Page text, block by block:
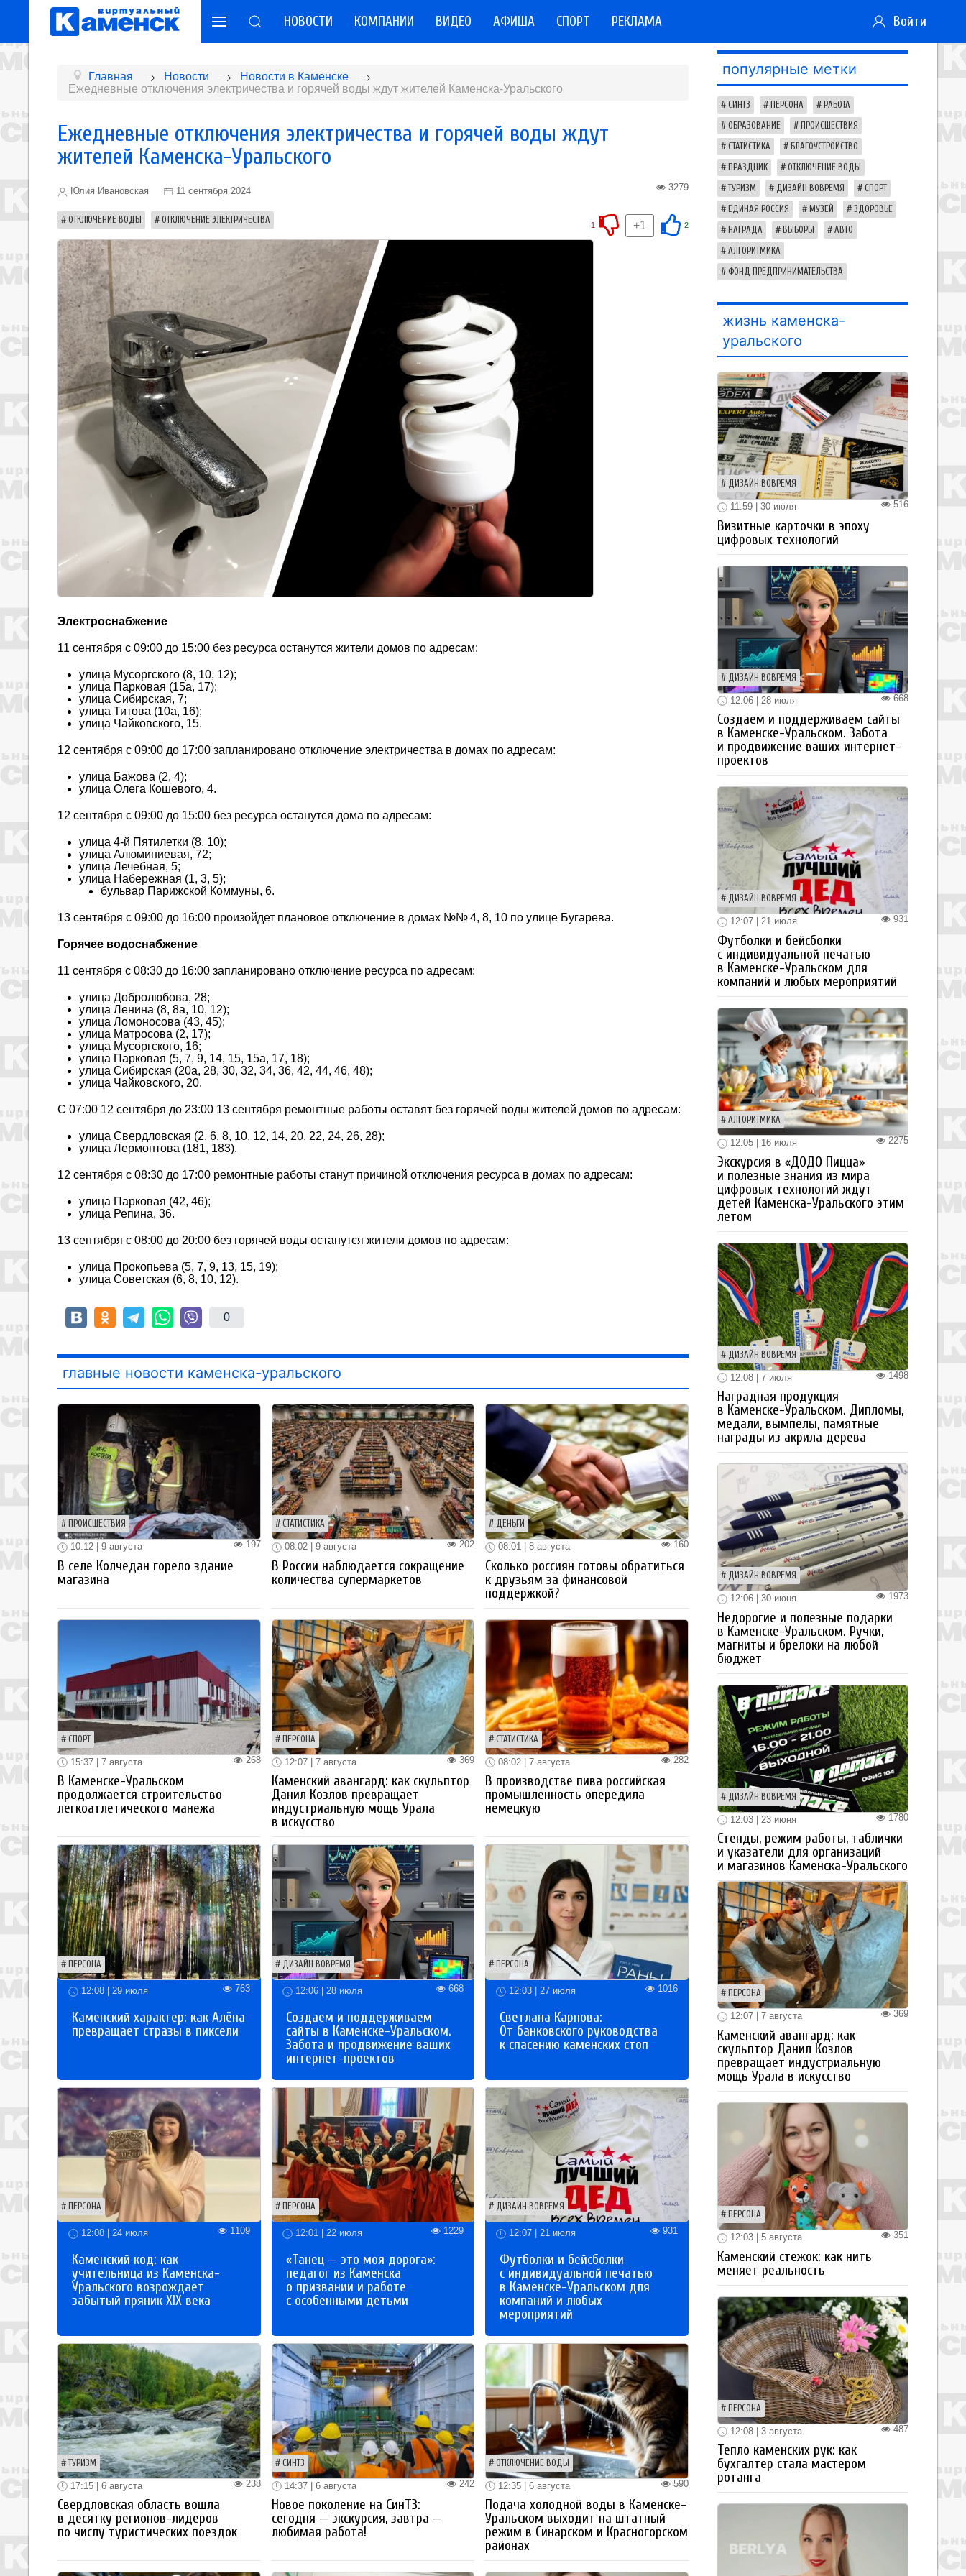
НОВОСТИ КОМПАНИИ ВИДЕО АФИША СПОРТ РЕКЛАМА Войти
Главная Новости
Новости в Каменске
Ежедневные отключения электричества и горячей воды ждут жителей Каменска-Уральского
Ежедневные отключения электричества и горячей воды ждут
жителей Каменска-Уральского
Юлия Ивановская 11 сентября 2024 3279
ОТКЛЮЧЕНИЕ ВОДЫ ОТКЛЮЧЕНИЕ ЭЛЕКТРИЧЕСТВА 2
+1
1
Электроснабжение
11 сентября с 09:00 до 15:00 без ресурса останутся жители домов по адресам:
улица Мусоргского (8, 10, 12);
улица Парковая (15а, 17);
улица Сибирская, 7;
улица Титова (10а, 16);
улица Чайковского, 15.
12 сентября с 09:00 до 17:00 запланировано отключение электричества в домах по адресам:
улица Бажова (2, 4);
улица Олега Кошевого, 4.
12 сентября с 09:00 до 15:00 без ресурса останутся дома по адресам:
улица 4-й Пятилетки (8, 10);
улица Алюминиевая, 72;
улица Лечебная, 5;
улица Набережная (1, 3, 5);
бульвар Парижской Коммуны, 6.
13 сентября с 09:00 до 16:00 произойдет плановое отключение в домах №№ 4, 8, 10 по улице Бугарева.
Горячее водоснабжение
11 сентября с 08:30 до 16:00 запланировано отключение ресурса по адресам:
улица Добролюбова, 28;
улица Ленина (8, 8а, 10, 12);
улица Ломоносова (43, 45);
улица Матросова (2, 17);
улица Мусоргского, 16;
улица Парковая (5, 7, 9, 14, 15, 15а, 17, 18);
улица Сибирская (20а, 28, 30, 32, 34, 36, 42, 44, 46, 48);
улица Чайковского, 20.
С 07:00 12 сентября до 23:00 13 сентября ремонтные работы оставят без горячей воды жителей домов по адресам:
улица Свердловская (2, 6, 8, 10, 12, 14, 20, 22, 24, 26, 28);
улица Лермонтова (181, 183).
12 сентября с 08:30 до 17:00 ремонтные работы станут причиной отключения ресурса в домах по адресам:
улица Парковая (42, 46);
улица Репина, 36.
13 сентября с 08:00 до 20:00 без горячей воды останутся жители домов по адресам:
улица Прокопьева (5, 7, 9, 13, 15, 19);
улица Советская (6, 8, 10, 12).
0
главные новости каменска-уральского
ПРОИСШЕСТВИЯ
197
10:12 | 9 августа
В селе Колчедан горело здание
магазина
СТАТИСТИКА
202
08:02 | 9 августа
В России наблюдается сокращение
количества супермаркетов
ДЕНЬГИ
160
08:01 | 8 августа
Сколько россиян готовы обратиться
к друзьям за финансовой
поддержкой?
СПОРТ
268
15:37 | 7 августа
В Каменске-Уральском
продолжается строительство
легкоатлетического манежа
ПЕРСОНА
369
12:07 | 7 августа
Каменский авангард: как скульптор
Данил Козлов превращает
индустриальную мощь Урала
в искусство
СТАТИСТИКА
282
08:02 | 7 августа
В производстве пива российская
промышленность опередила
немецкую
ПЕРСОНА
12:08 | 29 июля 763
Каменский характер: как Алёна
превращает стразы в пиксели
ДИЗАЙН ВОВРЕМЯ
12:06 | 28 июля 668
Создаем и поддерживаем
сайты в Каменске-Уральском.
Забота и продвижение ваших
интернет-проектов
ПЕРСОНА
12:03 | 27 июля 1016
Светлана Карпова:
От банковского руководства
к спасению каменских стоп
ПЕРСОНА
12:08 | 24 июля 1109
Каменский код: как
учительница из Каменска-
Уральского возрождает
забытый пряник XIX века
ПЕРСОНА
12:01 | 22 июля 1229
«Танец — это моя дорога»:
педагог из Каменска
о призвании и работе
с особенными детьми
ДИЗАЙН ВОВРЕМЯ
12:07 | 21 июля 931
Футболки и бейсболки
с индивидуальной печатью
в Каменске-Уральском для
компаний и любых
мероприятий
ТУРИЗМ
238
17:15 | 6 августа
Свердловская область вошла
в десятку регионов-лидеров
по числу туристических поездок
СИНТЗ
242
14:37 | 6 августа
Новое поколение на СинТЗ:
сегодня — экскурсия, завтра —
любимая работа!
ОТКЛЮЧЕНИЕ ВОДЫ
590
12:35 | 6 августа
Подача холодной воды в Каменске-
Уральском выходит на штатный
режим в Синарском и Красногорском
районах
популярные метки
СИНТЗ ПЕРСОНА РАБОТА
ОБРАЗОВАНИЕ ПРОИСШЕСТВИЯ
СТАТИСТИКА БЛАГОУСТРОЙСТВО
ПРАЗДНИК ОТКЛЮЧЕНИЕ ВОДЫ
ТУРИЗМ ДИЗАЙН ВОВРЕМЯ СПОРТ
ЕДИНАЯ РОССИЯ МУЗЕЙ ЗДОРОВЬЕ
НАГРАДА ВЫБОРЫ АВТО
АЛГОРИТМИКА
ФОНД ПРЕДПРИНИМАТЕЛЬСТВА
жизнь каменска-
уральского
ДИЗАЙН ВОВРЕМЯ
516
11:59 | 30 июля
Визитные карточки в эпоху
цифровых технологий
ДИЗАЙН ВОВРЕМЯ
668
12:06 | 28 июля
Создаем и поддерживаем сайты
в Каменске-Уральском. Забота
и продвижение ваших интернет-
проектов
ДИЗАЙН ВОВРЕМЯ
931
12:07 | 21 июля
Футболки и бейсболки
с индивидуальной печатью
в Каменске-Уральском для
компаний и любых мероприятий
АЛГОРИТМИКА
2275
12:05 | 16 июля
Экскурсия в «ДОДО Пицца»
и полезные знания из мира
цифровых технологий ждут
детей Каменска-Уральского этим
летом
ДИЗАЙН ВОВРЕМЯ
1498
12:08 | 7 июля
Наградная продукция
в Каменске-Уральском. Дипломы,
медали, вымпелы, памятные
награды из акрила дерева
ДИЗАЙН ВОВРЕМЯ
1973
12:06 | 30 июня
Недорогие и полезные подарки
в Каменске-Уральском. Ручки,
магниты и брелоки на любой
бюджет
ДИЗАЙН ВОВРЕМЯ
1780
12:03 | 23 июня
Стенды, режим работы, таблички
и указатели для организаций
и магазинов Каменска-Уральского
ПЕРСОНА
369
12:07 | 7 августа
Каменский авангард: как
скульптор Данил Козлов
превращает индустриальную
мощь Урала в искусство
ПЕРСОНА
351
12:03 | 5 августа
Каменский стежок: как нить
меняет реальность
ПЕРСОНА
487
12:08 | 3 августа
Тепло каменских рук: как
бухгалтер стала мастером
ротанга